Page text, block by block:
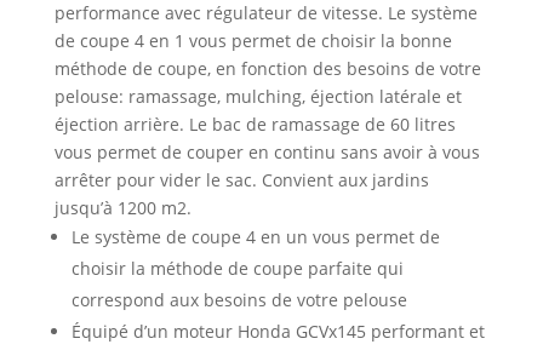
performance avec régulateur de vitesse. Le système
de coupe 4 en 1 vous permet de choisir la bonne
méthode de coupe, en fonction des besoins de votre
pelouse: ramassage, mulching, éjection latérale et
éjection arrière. Le bac de ramassage de 60 litres
vous permet de couper en continu sans avoir à vous
arrêter pour vider le sac. Convient aux jardins
jusqu’à 1200 m2.
Le système de coupe 4 en un vous permet de
choisir la méthode de coupe parfaite qui
correspond aux besoins de votre pelouse
Équipé d’un moteur Honda GCVx145 performant et